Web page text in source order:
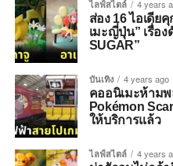
ไลฟ์สไตล์ 4 years
ส่อง 16 ไอเดีย
เมะญี่ปุ่น” เรื่อ
SUGAR”
บันเทิง 4 years ago
คออนิเมะห้าม
Pokémon
ให้บริการแล้ว
ไลฟ์สไตล์ 4 years